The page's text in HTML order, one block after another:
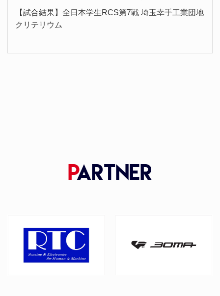
【試合結果】全日本学生RCS第7戦 埼玉幸手工業団地
クリテリウム
Partner